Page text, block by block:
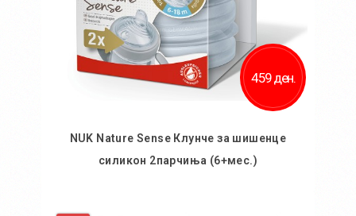
459 ден.
NUK Nature Sense Клунче за шишенце
силикон 2парчиња (6+мес.)